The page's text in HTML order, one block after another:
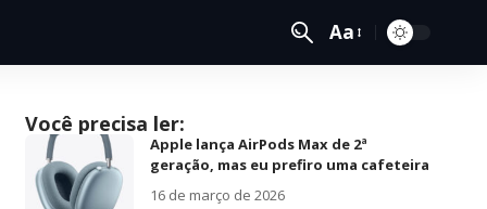
Aa
Você precisa ler:
Apple lança AirPods Max de 2ª
geração, mas eu prefiro uma cafeteira
16 de março de 2026